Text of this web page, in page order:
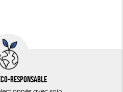
responsable